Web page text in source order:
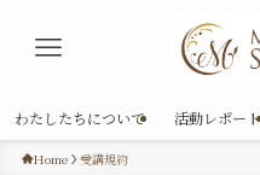
わたしたちについて 活動レポート
Home 受講規約